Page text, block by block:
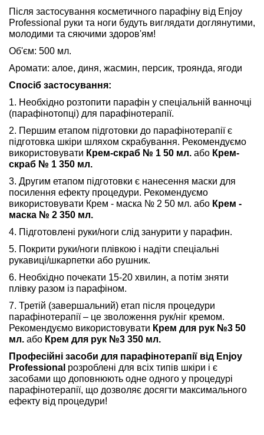
Після застосування косметичного парафіну від Enjoy
Professional руки та ноги будуть виглядати доглянутими,
молодими та сяючими здоров'ям!
Об'єм: 500 мл.
Аромати: алое, диня, жасмин, персик, троянда, ягоди
Спосіб застосування:
1. Необхідно розтопити парафін у спеціальній ванночці
(парафінотопці) для парафінотерапії.
2. Першим етапом підготовки до парафінотерапії є
підготовка шкіри шляхом скрабування. Рекомендуємо
використовувати Крем-скраб № 1 50 мл. або Крем-
скраб № 1 350 мл.
3. Другим етапом підготовки є нанесення маски для
посилення ефекту процедури. Рекомендуємо
використовувати Крем - маска № 2 50 мл. або Крем -
маска № 2 350 мл.
4. Підготовлені руки/ноги слід занурити у парафин.
5. Покрити руки/ноги плівкою і надіти спеціальні
рукавиці/шкарпетки або рушник.
6. Необхідно почекати 15-20 хвилин, а потім зняти
плівку разом із парафіном.
7. Третій (завершальний) етап після процедури
парафінотерапії – це зволоження рук/ніг кремом.
Рекомендуємо використовувати Крем для рук №3 50
мл. або Крем для рук №3 350 мл.
Професійні засоби для парафінотерапії від Enjoy
Professional розроблені для всіх типів шкіри і є
засобами що доповнюють одне одного у процедурі
парафінотерапії, що дозволяє досягти максимального
ефекту від процедури!